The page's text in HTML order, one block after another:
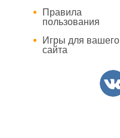
Правила
пользования
Игры для вашего
сайта